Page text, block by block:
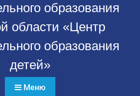
образования
области «Центр
образования
детей»
Меню